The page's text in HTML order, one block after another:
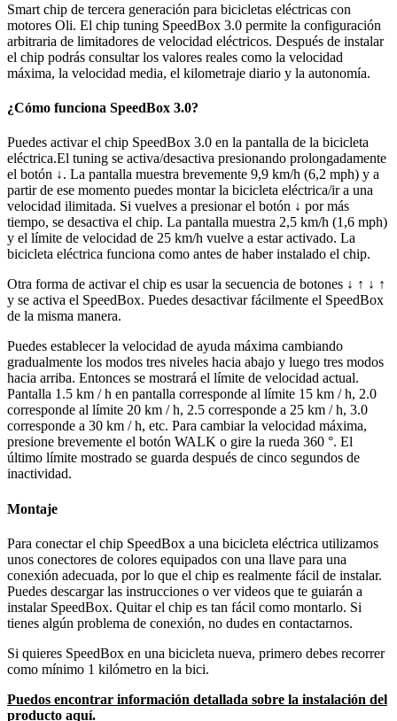
Smart chip de tercera generación para bicicletas eléctricas con
motores Oli. El chip tuning SpeedBox 3.0 permite la configuración
arbitraria de limitadores de velocidad eléctricos. Después de instalar
el chip podrás consultar los valores reales como la velocidad
máxima, la velocidad media, el kilometraje diario y la autonomía.
¿Cómo funciona SpeedBox 3.0?
Puedes activar el chip SpeedBox 3.0 en la pantalla de la bicicleta
eléctrica.El tuning se activa/desactiva presionando prolongadamente
el botón ↓. La pantalla muestra brevemente 9,9 km/h (6,2 mph) y a
partir de ese momento puedes montar la bicicleta eléctrica/ir a una
velocidad ilimitada. Si vuelves a presionar el botón ↓ por más
tiempo, se desactiva el chip. La pantalla muestra 2,5 km/h (1,6 mph)
y el límite de velocidad de 25 km/h vuelve a estar activado. La
bicicleta eléctrica funciona como antes de haber instalado el chip.
Otra forma de activar el chip es usar la secuencia de botones ↓ ↑ ↓ ↑
y se activa el SpeedBox. Puedes desactivar fácilmente el SpeedBox
de la misma manera.
Puedes establecer la velocidad de ayuda máxima cambiando
gradualmente los modos tres niveles hacia abajo y luego tres modos
hacia arriba. Entonces se mostrará el límite de velocidad actual.
Pantalla 1.5 km / h en pantalla corresponde al límite 15 km / h, 2.0
corresponde al límite 20 km / h, 2.5 corresponde a 25 km / h, 3.0
corresponde a 30 km / h, etc. Para cambiar la velocidad máxima,
presione brevemente el botón WALK o gire la rueda 360 °. El
último límite mostrado se guarda después de cinco segundos de
inactividad.
Montaje
Para conectar el chip SpeedBox a una bicicleta eléctrica utilizamos
unos conectores de colores equipados con una llave para una
conexión adecuada, por lo que el chip es realmente fácil de instalar.
Puedes descargar las instrucciones o ver videos que te guiarán a
instalar SpeedBox. Quitar el chip es tan fácil como montarlo. Si
tienes algún problema de conexión, no dudes en contactarnos.
Si quieres SpeedBox en una bicicleta nueva, primero debes recorrer
como mínimo 1 kilómetro en la bici.
Puedos encontrar información detallada sobre la instalación del
producto aquí.